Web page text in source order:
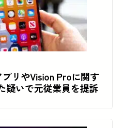
リやVision Proに関す
疑いで元従業員を提訴